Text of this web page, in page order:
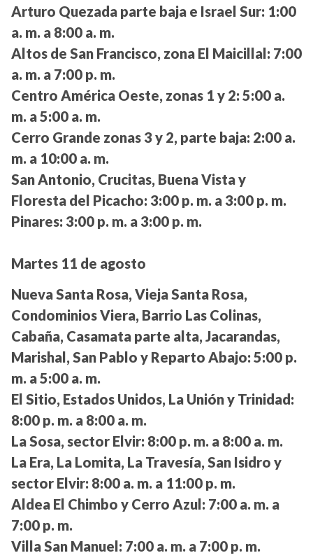
Arturo Quezada parte baja e Israel Sur: 1:00
a. m. a 8:00 a. m.
Altos de San Francisco, zona El Maicillal: 7:00
a. m. a 7:00 p. m.
Centro América Oeste, zonas 1 y 2: 5:00 a.
m. a 5:00 a. m.
Cerro Grande zonas 3 y 2, parte baja: 2:00 a.
m. a 10:00 a. m.
San Antonio, Crucitas, Buena Vista y
Floresta del Picacho: 3:00 p. m. a 3:00 p. m.
Pinares: 3:00 p. m. a 3:00 p. m.
Martes 11 de agosto
Nueva Santa Rosa, Vieja Santa Rosa,
Condominios Viera, Barrio Las Colinas,
Cabaña, Casamata parte alta, Jacarandas,
Marishal, San Pablo y Reparto Abajo: 5:00 p.
m. a 5:00 a. m.
El Sitio, Estados Unidos, La Unión y Trinidad:
8:00 p. m. a 8:00 a. m.
La Sosa, sector Elvir: 8:00 p. m. a 8:00 a. m.
La Era, La Lomita, La Travesía, San Isidro y
sector Elvir: 8:00 a. m. a 11:00 p. m.
Aldea El Chimbo y Cerro Azul: 7:00 a. m. a
7:00 p. m.
Villa San Manuel: 7:00 a. m. a 7:00 p. m.